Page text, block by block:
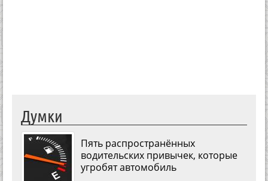
Думки
Пять распространённых
водительских привычек, которые
угробят автомобиль